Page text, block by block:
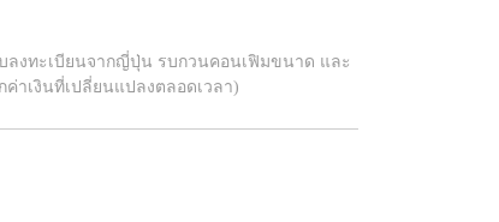
ลงทะเบียนจากญี่ปุ่น รบกวนคอนเฟิมขนาด และ
าเงินที่เปลี่ยนแปลงตลอดเวลา)